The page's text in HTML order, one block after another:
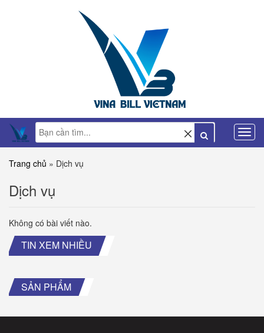
Trang chủ » Dịch vụ
Dịch vụ
Không có bài viết nào.
TIN XEM NHIỀU
SẢN PHẨM